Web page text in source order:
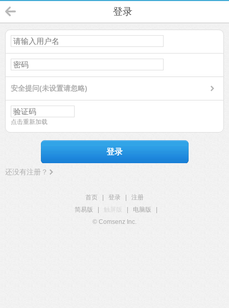
登录
安全提问(未设置请忽略)
点击重新加载
登录
还没有注册？
首页 登录
注册
简易版
触屏版 电脑版
© Comsenz Inc.